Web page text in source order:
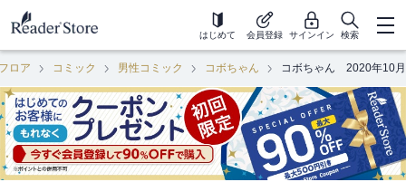
はじめて 会員登録 サインイン 検索
ロア コミック 男性コミック コボちゃん コボちゃん 2020年10月